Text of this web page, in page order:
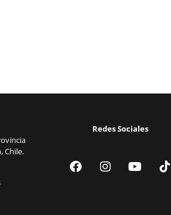
Chile.
Redes Sociales